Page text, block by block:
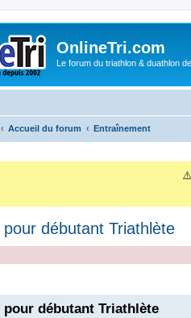
OnlineTri.com
Le forum du triathlon & duathlon
Accueil du forum Entraînement
⚠️
débutant Triathlète
débutant Triathlète